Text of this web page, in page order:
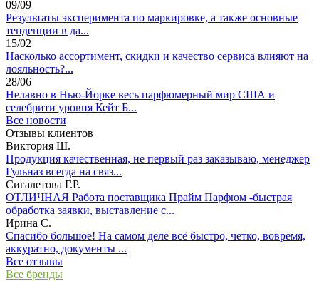
09/09
Результаты эксперимента по маркировке, а также основные
тенденции в да...
15/02
Насколько ассортимент, скидки и качество сервиса влияют на
лояльность?...
28/06
Нелавно в Нью-Йорке весь парфюмерный мир США и
селебрити уровня Кейт Б...
Все новости
Отзывы клиентов
Виктория Ш.
Продукция качественная, не первый раз заказываю, менеджер
Гульназ всегда на связ...
Сигалетова Г.Р.
ОТЛИЧНАЯ Работа поставщика Прайм Парфюм -быстрая
обработка заявки, выставление с...
Ирина С.
Спасибо большое! На самом деле всё быстро, четко, вовремя,
аккуратно, документы ...
Все отзывы
Все бренды